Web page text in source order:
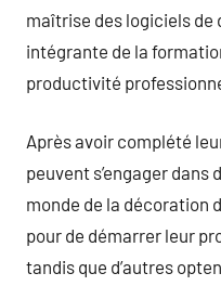
maîtrise des logiciels de
intégrante de la
productivité
Après avoir complété
peuvent s’engager
monde de la décoration
pour de démarrer leur
tandis que d’autres